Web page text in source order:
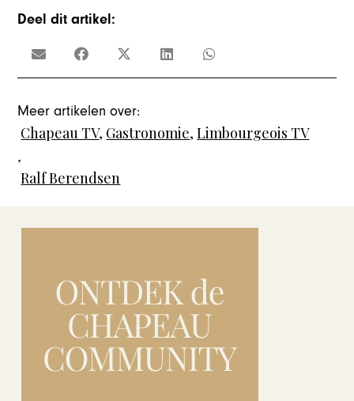
Deel dit artikel:
Meer artikelen over:
Chapeau TV, Gastronomie,Limbourgeois TV
,
Ralf Berendsen